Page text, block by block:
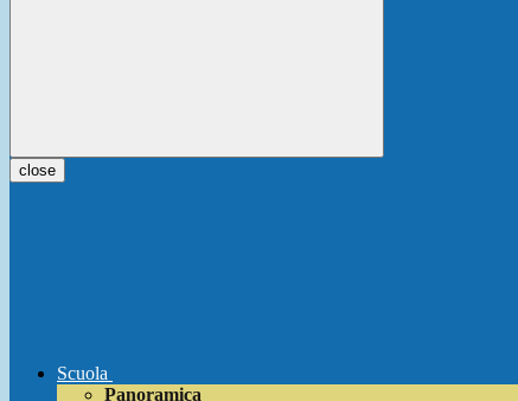
close
Scuola
Panoramica